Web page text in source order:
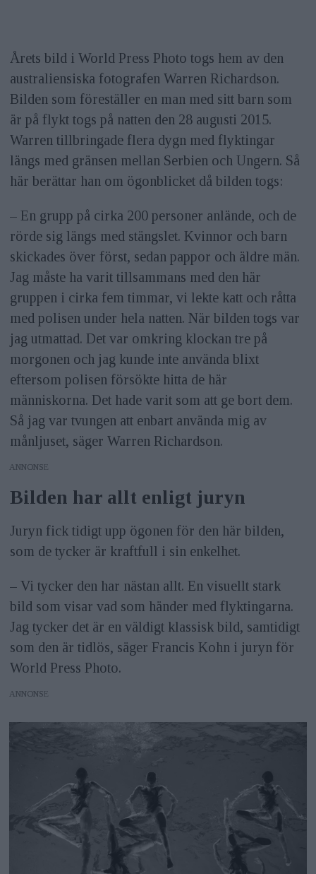
Årets bild i World Press Photo togs hem av den
australiensiska fotografen Warren Richardson.
Bilden som föreställer en man med sitt barn som
är på flykt togs på natten den 28 augusti 2015.
Warren tillbringade flera dygn med flyktingar
längs med gränsen mellan Serbien och Ungern. Så
här berättar han om ögonblicket då bilden togs:
– En grupp på cirka 200 personer anlände, och de
rörde sig längs med stängslet. Kvinnor och barn
skickades över först, sedan pappor och äldre män.
Jag måste ha varit tillsammans med den här
gruppen i cirka fem timmar, vi lekte katt och råtta
med polisen under hela natten. När bilden togs var
jag utmattad. Det var omkring klockan tre på
morgonen och jag kunde inte använda blixt
eftersom polisen försökte hitta de här
människorna. Det hade varit som att ge bort dem.
Så jag var tvungen att enbart använda mig av
månljuset, säger Warren Richardson.
ANNONS
Bilden har allt enligt juryn
Juryn fick tidigt upp ögonen för den här bilden,
som de tycker är kraftfull i sin enkelhet.
– Vi tycker den har nästan allt. En visuellt stark
bild som visar vad som händer med flyktingarna.
Jag tycker det är en väldigt klassisk bild, samtidigt
som den är tidlös, säger Francis Kohn i juryn för
World Press Photo.
ANNONS